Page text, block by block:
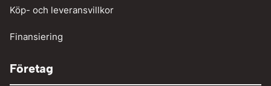
Vinschar
Köp- och leveransvillkor
Finansiering
Företag